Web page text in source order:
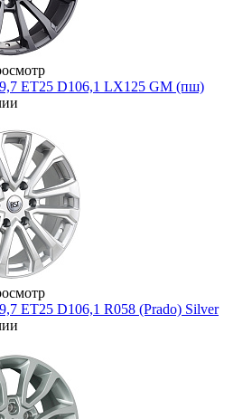
ET25 D106,1 LX125 GM (пш)
ET25 D106,1 R058 (Prado) Silver